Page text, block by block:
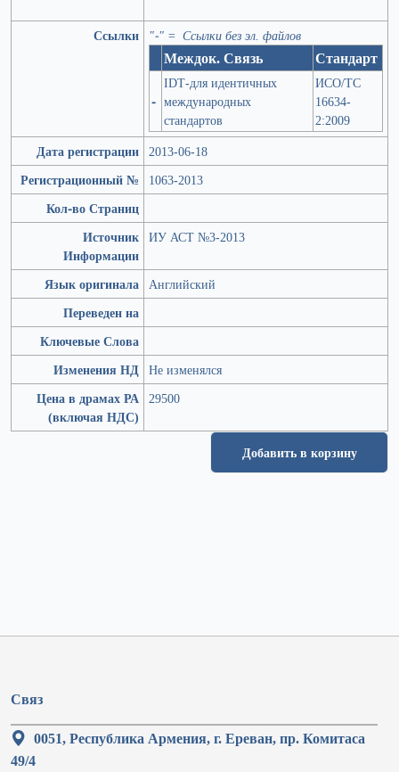
Ссылки "-" = Ссылки без эл. файлов
Междок. Связь Стандарт
-
IDT-для идентичных
международных
стандартов
ИСО/ТС
16634-
2:2009
Дата регистрации 2013-06-18
Регистрационный №
1063-2013
Кол-во Страниц
Источник
Информации
ИУ АСТ №3-2013
Язык оригинала Английский
Переведен на
Ключевые Слова
Изменения НД Не изменялся
Цена в драмах РА
(включая НДС)
29500
Добавить в корзину
Связ
0051, Республика Армения, г. Ереван, пр. Комитаса
49/4